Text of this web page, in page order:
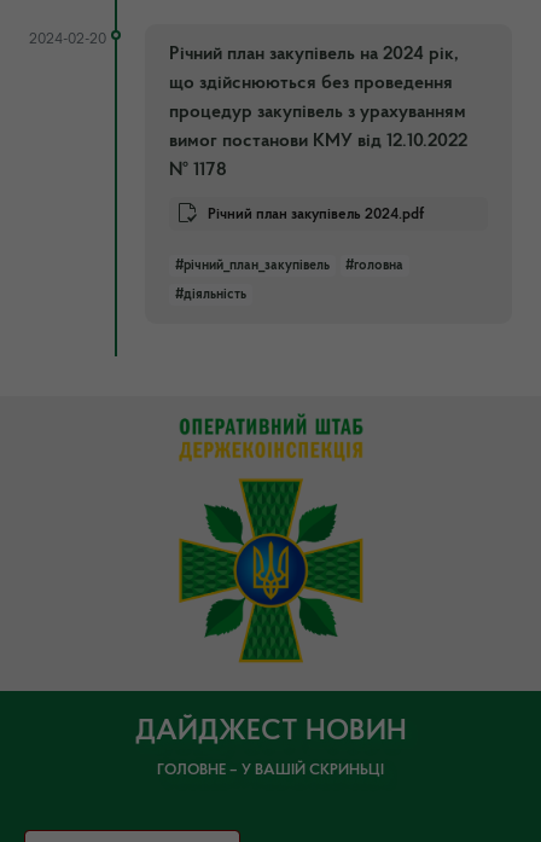
2024-02-20
Річний план закупівель на 2024 рік,
що здійснюються без проведення
процедур закупівель з урахуванням
вимог постанови КМУ від 12.10.2022
№ 1178
Річний план закупівель 2024.pdf
#річний_план_закупівель
#головна
#діяльність
ДАЙДЖЕСТ НОВИН
ГОЛОВНЕ – У ВАШІЙ СКРИНЬЦІ